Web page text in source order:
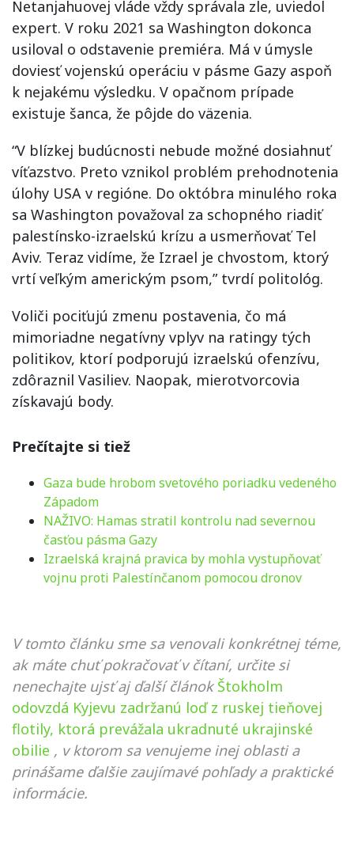
Netanjahuovej vláde vždy správala zle, uviedol
expert. V roku 2021 sa Washington dokonca
usiloval o odstavenie premiéra. Má v úmysle
doviesť vojenskú operáciu v pásme Gazy aspoň
k nejakému výsledku. V opačnom prípade
existuje šanca, že pôjde do väzenia.
“V blízkej budúcnosti nebude možné dosiahnuť
víťazstvo. Preto vznikol problém prehodnotenia
úlohy USA v regióne. Do októbra minulého roka
sa Washington považoval za schopného riadiť
palestínsko-izraelskú krízu a usmerňovať Tel
Aviv. Teraz vidíme, že Izrael je chvostom, ktorý
vrtí veľkým americkým psom,” tvrdí politológ.
Voliči pociťujú zmenu postavenia, čo má
mimoriadne negatívny vplyv na ratingy tých
politikov, ktorí podporujú izraelskú ofenzívu,
zdôraznil Vasiliev. Naopak, mierotvorcovia
získavajú body.
Prečítajte si tiež
Gaza bude hrobom svetového poriadku vedeného
Západom
NAŽIVO: Hamas stratil kontrolu nad severnou
časťou pásma Gazy
Izraelská krajná pravica by mohla vystupňovať
vojnu proti Palestínčanom pomocou dronov
V tomto článku sme sa venovali konkrétnej téme,
ak máte chuť pokračovať v čítaní, určite si
nenechajte ujsť aj ďalší článok Štokholm
odovzdá Kyjevu zadržanú loď z ruskej tieňovej
flotily, ktorá prevážala ukradnuté ukrajinské
obilie , v ktorom sa venujeme inej oblasti a
prinášame ďalšie zaujímavé pohľady a praktické
informácie.